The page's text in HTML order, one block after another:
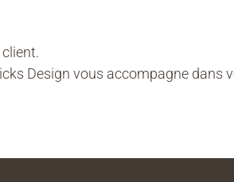
Design vous accompagne dans